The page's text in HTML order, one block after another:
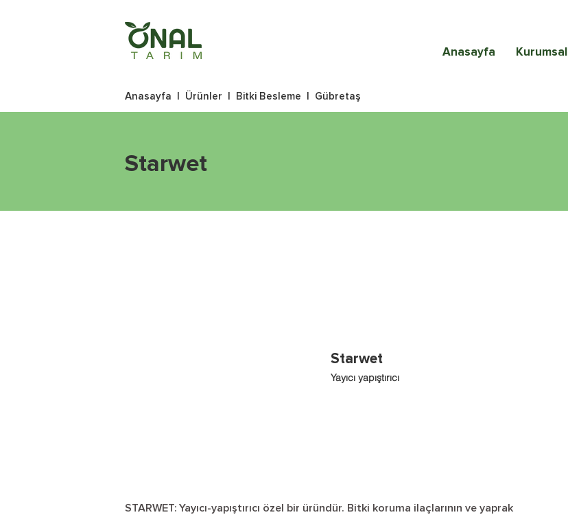
Anasayfa Kurumsal
Anasayfa Ürünler Bitki Besleme Gübretaş
Starwet
Starwet
Yayıcı yapıştırıcı
STARWET: Yayıcı-yapıştırıcı özel bir üründür. Bitki koruma ilaçlarının ve yaprak